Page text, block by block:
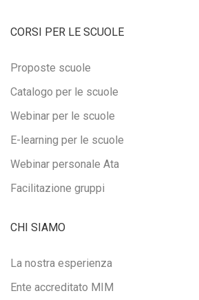
CORSI PER LE SCUOLE
Proposte scuole
Catalogo per le scuole
Webinar per le scuole
E-learning per le scuole
Webinar personale Ata
Facilitazione gruppi
CHI SIAMO
La nostra esperienza
Ente accreditato MIM